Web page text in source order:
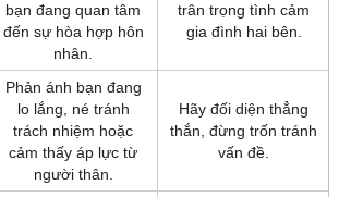
bạn đang quan tâm
đến sự hòa hợp hôn
nhân.
trân trọng tình cảm
gia đình hai bên.
Phản ánh bạn đang
lo lắng, né tránh
trách nhiệm hoặc
cảm thấy áp lực từ
người thân.
Hãy đối diện thẳng
thắn, đừng trốn tránh
vấn đề.